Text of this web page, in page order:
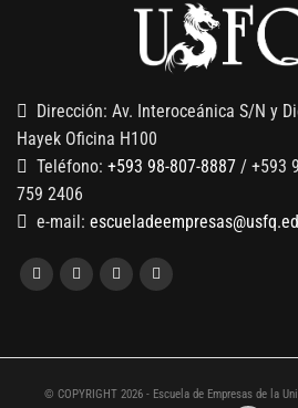
Gobernanza de datos
Finanzas para no financieros
Dirección: Av. Interoceánica S/N y
Hayek Oficina H100
Teléfono: +593 98-807-8887 / +593
759 2406
e-mail:
© COPYRIGHT 2026 - Escuela de Empresas de la